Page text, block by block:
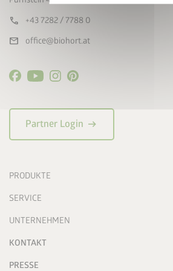
call +43 7282 / 7788 0
mail office@biohort.at
Partner Login arrow_right_alt
PRODUKTE
SERVICE
UNTERNEHMEN
KONTAKT
PRESSE